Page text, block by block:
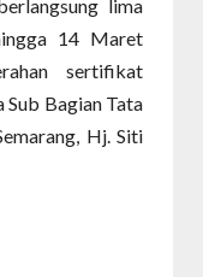
lima
14 Maret
sertifikat
Sub Bagian Tata
Hj. Siti